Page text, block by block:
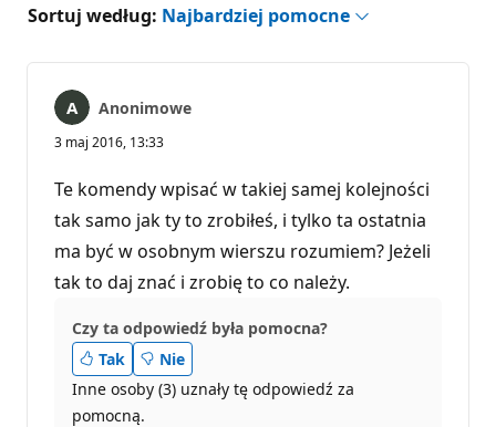
Sortuj według: Najbardziej pomocne
Anonimowe
3 maj 2016, 13:33
Te komendy wpisać w takiej samej kolejności
tak samo jak ty to zrobiłeś, i tylko ta ostatnia
ma być w osobnym wierszu rozumiem? Jeżeli
tak to daj znać i zrobię to co należy.
Czy ta odpowiedź była pomocna?
Tak
Nie
Inne osoby (3) uznały tę odpowiedź za
pomocną.